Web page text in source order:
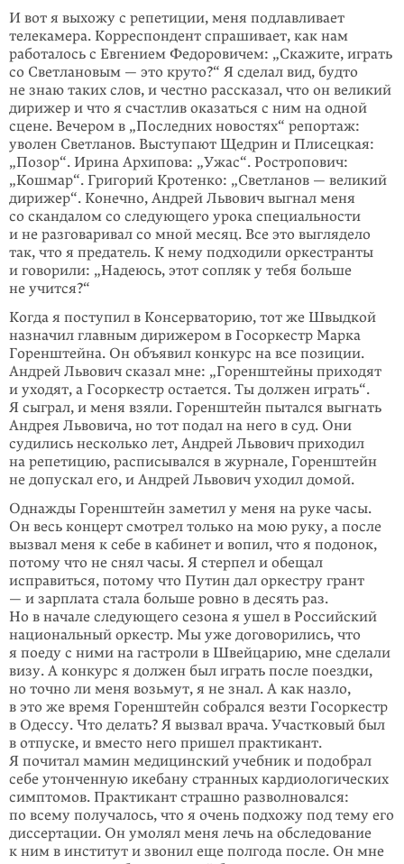
И вот я выхожу с репетиции, меня подлавливает
телекамера. Корреспондент спрашивает, как нам
работалось с Евгением Федоровичем: „Скажите, играть
со Светлановым — это круто?“ Я сделал вид, будто
не знаю таких слов, и честно рассказал, что он великий
дирижер и что я счастлив оказаться с ним на одной
сцене. Вечером в „Последних новостях“ репортаж:
уволен Светланов. Выступают Щедрин и Плисецкая:
„Позор“. Ирина Архипова: „Ужас“. Ростропович:
„Кошмар“. Григорий Кротенко: „Светланов — великий
дирижер“. Конечно, Андрей Львович выгнал меня
со скандалом со следующего урока специальности
и не разговаривал со мной месяц. Все это выглядело
так, что я предатель. К нему подходили оркестранты
и говорили: „Надеюсь, этот сопляк у тебя больше
не учится?“
Когда я поступил в Консерваторию, тот же Швыдкой
назначил главным дирижером в Госоркестр Марка
Горенштейна. Он объявил конкурс на все позиции.
Андрей Львович сказал мне: „Горенштейны приходят
и уходят, а Госоркестр остается. Ты должен играть“.
Я сыграл, и меня взяли. Горенштейн пытался выгнать
Андрея Львовича, но тот подал на него в суд. Они
судились несколько лет, Андрей Львович приходил
на репетицию, расписывался в журнале, Горенштейн
не допускал его, и Андрей Львович уходил домой.
Однажды Горенштейн заметил у меня на руке часы.
Он весь концерт смотрел только на мою руку, а после
вызвал меня к себе в кабинет и вопил, что я подонок,
потому что не снял часы. Я стерпел и обещал
исправиться, потому что Путин дал оркестру грант
— и зарплата стала больше ровно в десять раз.
Но в начале следующего сезона я ушел в Российский
национальный оркестр. Мы уже договорились, что
я поеду с ними на гастроли в Швейцарию, мне сделали
визу. А конкурс я должен был играть после поездки,
но точно ли меня возьмут, я не знал. А как назло,
в это же время Горенштейн собрался везти Госоркестр
в Одессу. Что делать? Я вызвал врача. Участковый был
в отпуске, и вместо него пришел практикант.
Я почитал мамин медицинский учебник и подобрал
себе утонченную икебану странных кардиологических
симптомов. Практикант страшно разволновался:
по всему получалось, что я очень подхожу под тему его
диссертации. Он умолял меня лечь на обследование
к ним в институт и звонил еще полгода после. Он мне